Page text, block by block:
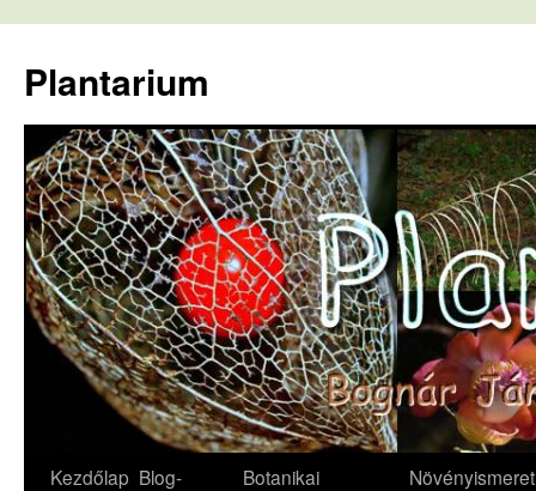
tartalomba
Plantarium
Kezdőlap Blog-
Botanikai
Növényismeret